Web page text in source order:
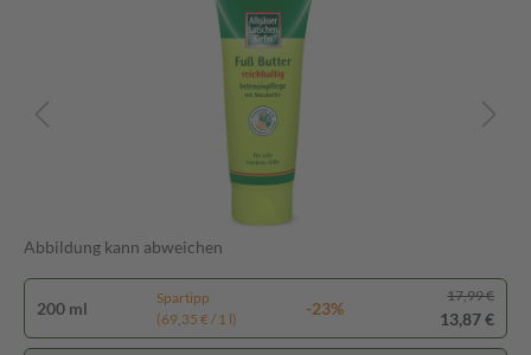
Abbildung kann abweichen
200 ml
Spartipp
(69,35 € / 1 l)
-23%
17,99 €
13,87 €